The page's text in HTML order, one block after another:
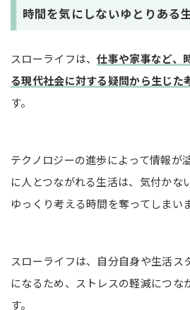
時間を気にしないゆとりある
スローライフは、仕事や家事など、
る現代社会に対する疑問から生じた
す。
テクノロジーの進歩によって情報が
に人とつながれる生活は、気付かな
ゆっくり考える時間を奪ってしまい
スローライフは、自分自身や生活ス
になるため、ストレスの軽減につな
す。